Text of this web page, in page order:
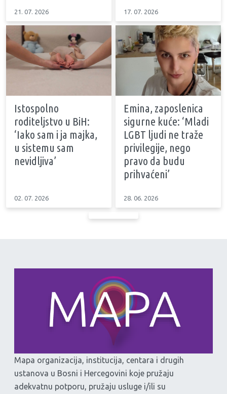
21. 07. 2026 17. 07. 2026
Istospolno
roditeljstvo u BiH:
‘Iako sam i ja majka,
u sistemu sam
nevidljiva’
02. 07. 2026
Emina, zaposlenica
sigurne kuće: ‘Mladi
LGBT ljudi ne traže
privilegije, nego
pravo da budu
prihvaćeni’
28. 06. 2026
Mapa organizacija, institucija, centara i drugih
ustanova u Bosni i Hercegovini koje pružaju
adekvatnu potporu, pružaju usluge i/ili su